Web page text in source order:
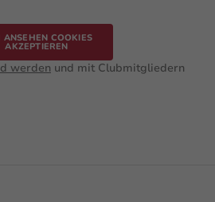
ANSEHEN COOKIES
AKZEPTIEREN
werden und mit Clubmitgliedern